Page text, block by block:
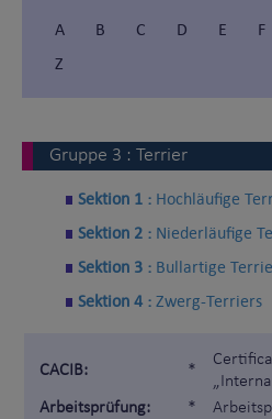
A B C D E F
Z
Gruppe 3 : Terrier
Sektion 1 : Hochläufige
Sektion 2 : Niederläufige
Sektion 3 : Bullartige
Sektion 4 : Zwerg-Terriers
CACIB: *
Arbeitsprüfung:
*